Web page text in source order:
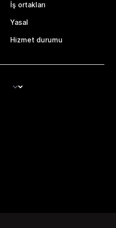
İş ortakları
Yasal
Hizmet durumu